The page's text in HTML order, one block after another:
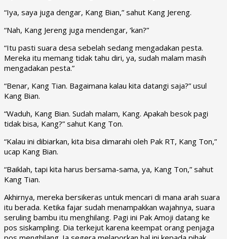
“Iya, saya juga dengar, Kang Bian,” sahut Kang Jereng.
“Nah, Kang Jereng juga mendengar, ‘kan?”
“Itu pasti suara desa sebelah sedang mengadakan pesta.
Mereka itu memang tidak tahu diri, ya, sudah malam masih
mengadakan pesta.”
“Benar, Kang Tian. Bagaimana kalau kita datangi saja?” usul
Kang Bian.
“Waduh, Kang Bian. Sudah malam, Kang. Apakah besok pagi
tidak bisa, Kang?” sahut Kang Ton.
“Kalau ini dibiarkan, kita bisa dimarahi oleh Pak RT, Kang Ton,”
ucap Kang Bian.
“Baiklah, tapi kita harus bersama-sama, ya, Kang Ton,” sahut
Kang Tian.
Akhirnya, mereka bersikeras untuk mencari di mana arah suara
itu berada. Ketika fajar sudah menampakkan wajahnya, suara
seruling bambu itu menghilang. Pagi ini Pak Amoji datang ke
pos siskampling. Dia terkejut karena keempat orang penjaga